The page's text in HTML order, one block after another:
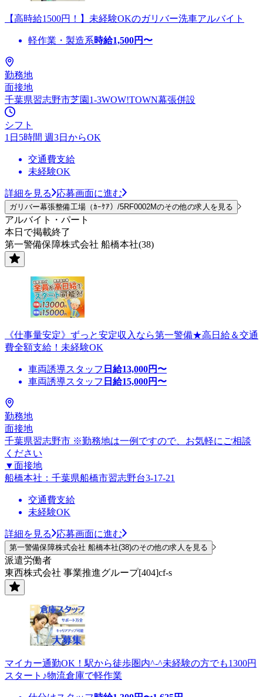
【高時給1500円！】未経験OKのガリバー洗車アルバイト
軽作業・製造系時給1,500円〜
勤務地
面接地
千葉県習志野市芝園1-3WOW!TOWN幕張併設
シフト
1日5時間 週3日からOK
交通費支給
未経験OK
詳細を見る 応募画面に進む
ガリバー幕張整備工場（ｶｰｹｱ）/5RF0002Mのその他の求人を見る
アルバイト・パート
本日で掲載終了
第一警備保障株式会社 船橋本社(38)
《仕事量安定》ずっと安定収入なら第一警備★高日給＆交通
費全額支給！未経験OK
車両誘導スタッフ 日給13,000円〜
車両誘導スタッフ 日給15,000円〜
勤務地
面接地
千葉県習志野市 ※勤務地は一例ですので、お気軽にご相談
ください
▼面接地
船橋本社：千葉県船橋市習志野台3-17-21
交通費支給
未経験OK
詳細を見る 応募画面に進む
第一警備保障株式会社 船橋本社(38)のその他の求人を見る
派遣労働者
東西株式会社 事業推進グループ[404]cf-s
マイカー通勤OK！駅から徒歩圏内^-^未経験の方でも1300円
スタート♪物流倉庫で軽作業